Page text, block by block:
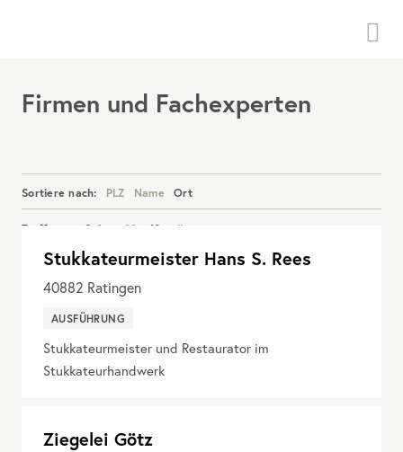
Firmen und Fachexperten
Sortiere nach: PLZ Name Ort
Treffer pro Seite: 20 40 alle
Details anzeigen
Stukkateurmeister Hans S. Rees
40882 Ratingen
AUSFÜHRUNG
Stukkateurmeister und Restaurator im
Stukkateurhandwerk
Ziegelei Götz